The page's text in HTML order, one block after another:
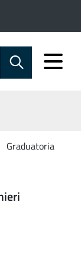
Graduatoria